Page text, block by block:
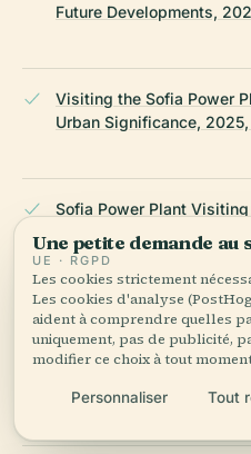
Future Developments,
Visiting the Sofia Power
Urban Significance,
Sofia Power Plant
Tips for Exploring
GetYourGuide
Sofia Power Plant Visiting
Tips for Exploring
Travelstride
Une petite demande au
UE · RGPD
Les cookies strictement
Les cookies d'analyse
aident à comprendre quelles
uniquement, pas de publicité,
modifier ce choix à tout
Personnaliser Tout